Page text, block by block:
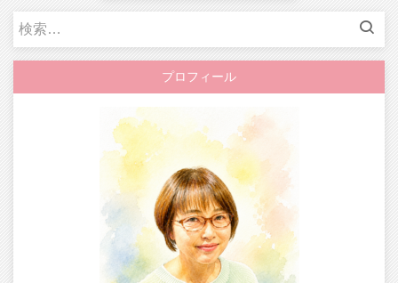
検
プロフィール